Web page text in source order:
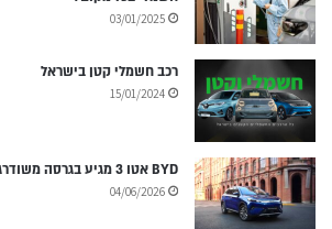
03/01/2025
רכב חשמלי קטן בישראל
15/01/2024
BYD אטו 3 מגיע בגרסה משודרגת ובמחיר משתלם
04/06/2026